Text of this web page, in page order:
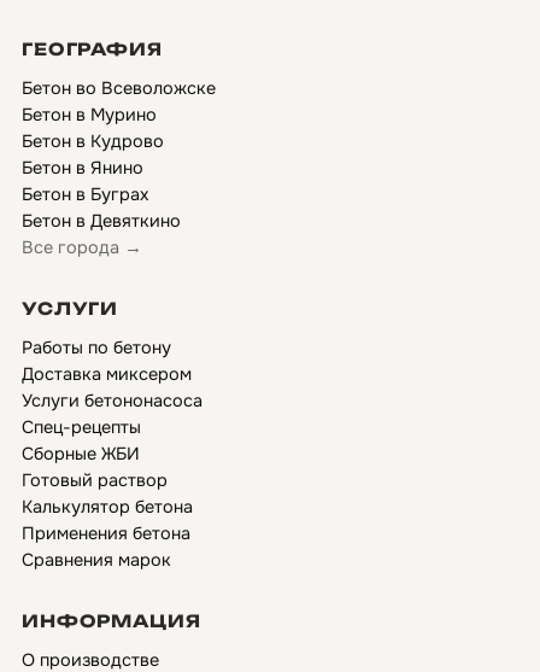
ГЕОГРАФИЯ
Бетон во Всеволожске
Бетон в Мурино
Бетон в Кудрово
Бетон в Янино
Бетон в Буграх
Бетон в Девяткино
Все города →
УСЛУГИ
Работы по бетону
Доставка миксером
Услуги бетононасоса
Спец-рецепты
Сборные ЖБИ
Готовый раствор
Калькулятор бетона
Применения бетона
Сравнения марок
ИНФОРМАЦИЯ
О производстве